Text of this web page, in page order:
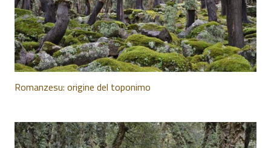
Romanzesu: origine del toponimo